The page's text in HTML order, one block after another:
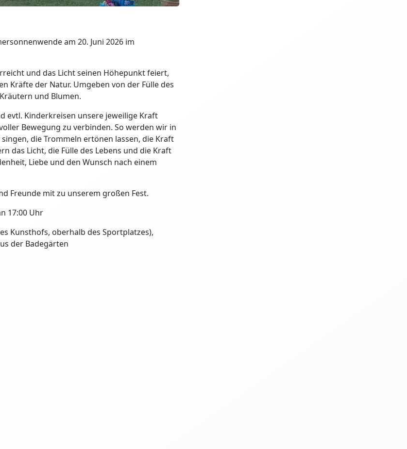
am 20. Juni 2026 im
und das Licht seinen Höhepunkt feiert,
Kräfte der Natur. Umgeben von der Fülle des
und Blumen.
evtl. Kinderkreisen unsere jeweilige Kraft
Bewegung zu verbinden. So werden wir in
die Trommeln ertönen lassen, die Kraft
das Licht, die Fülle des Lebens und die Kraft
Liebe und den Wunsch nach einem
Freunde mit zu unserem großen Fest.
17:00 Uhr
Kunsthofs, oberhalb des Sportplatzes),
der Badegärten